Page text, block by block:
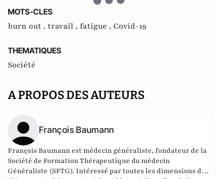
MOTS-CLES
burn out , travail , fatigue , Covid-19
THEMATIQUES
Société
A PROPOS DES AUTEURS
François Baumann
François Baumann est médecin généraliste, fondateur de la
Société de Formation Thérapeutique du médecin
Généraliste (SFTG). Intéressé par toutes les dimensions des